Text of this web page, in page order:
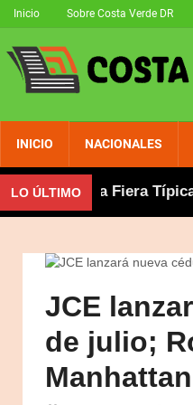
Inicio Sobre Costa Verde DR
INICIO NACIONALES
LO ÚLTIMO
y La Fiera Típica
JCE
de julio;
Manhattan